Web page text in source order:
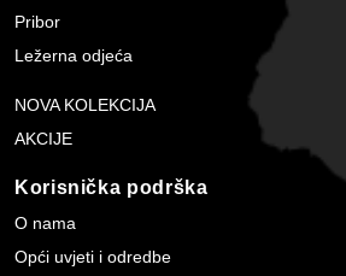
Pribor
Ležerna odjeća
NOVA KOLEKCIJA
AKCIJE
Korisnička podrška
O nama
Opći uvjeti i odredbe